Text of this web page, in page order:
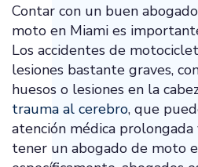
Contar con un buen
moto en Miami es
Los accidentes de
lesiones bastante graves,
huesos o lesiones en la
trauma al cerebro, que
atención médica prolongada
tener un abogado de moto